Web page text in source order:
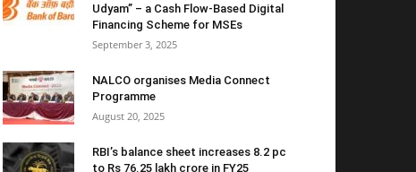
Udyam” – a Cash Flow-Based Digital
Financing Scheme for MSEs
September 3, 2025
NALCO organises Media Connect
Programme
August 20, 2025
RBI’s balance sheet increases 8.2 pc
to Rs 76.25 lakh crore in FY25